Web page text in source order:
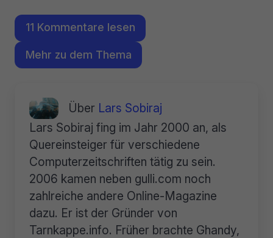
11 Kommentare lesen
Mehr zu dem Thema
Über Lars Sobiraj
Lars Sobiraj fing im Jahr 2000 an, als
Quereinsteiger für verschiedene
Computerzeitschriften tätig zu sein.
2006 kamen neben gulli.com noch
zahlreiche andere Online-Magazine
dazu. Er ist der Gründer von
Tarnkappe.info. Früher brachte Ghandy,